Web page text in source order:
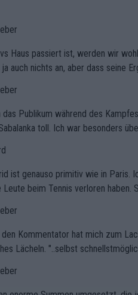
Haus passiert ist, werden wir
auch nichts an, aber dass seine
Publikum während des
toll. Ich war besonders
ist genauso primitiv wie in Paris.
beim Tennis verloren haben.
Kommentator hat mich zum
Lächeln. "..selbst